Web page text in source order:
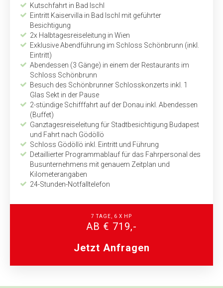
Kutschfahrt in Bad Ischl
Eintritt Kaiservilla in Bad Ischl mit geführter
Besichtigung
2x Halbtagesreiseleitung in Wien
Exklusive Abendführung im Schloss Schönbrunn (inkl.
Eintritt)
Abendessen (3 Gänge) in einem der Restaurants im
Schloss Schönbrunn
Besuch des Schönbrunner Schlosskonzerts inkl. 1
Glas Sekt in der Pause
2-stündige Schifffahrt auf der Donau inkl. Abendessen
(Buffet)
Ganztagesreiseleitung für Stadtbesichtigung Budapest
und Fahrt nach Gödöllö
Schloss Gödöllö inkl. Eintritt und Führung
Detaillierter Programmablauf für das Fahrpersonal des
Busunternehmens mit genauem Zeitplan und
Kilometerangaben
24-Stunden-Notfalltelefon
7 TAGE, 6 X HP
AB € 719,-
Jetzt Anfragen